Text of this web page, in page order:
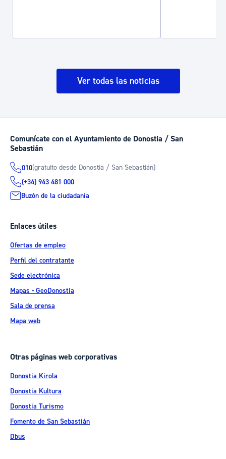
Ver todas las noticias
Comunícate con el Ayuntamiento de Donostia / San
Sebastián
010(gratuito desde Donostia / San Sebastián)
(+34) 943 481 000
Buzón de la ciudadanía
Enlaces útiles
Ofertas de empleo
Perfil del contratante
Sede electrónica
Mapas - GeoDonostia
Sala de prensa
Mapa web
Otras páginas web corporativas
Donostia Kirola
Donostia Kultura
Donostia Turismo
Fomento de San Sebastián
Dbus